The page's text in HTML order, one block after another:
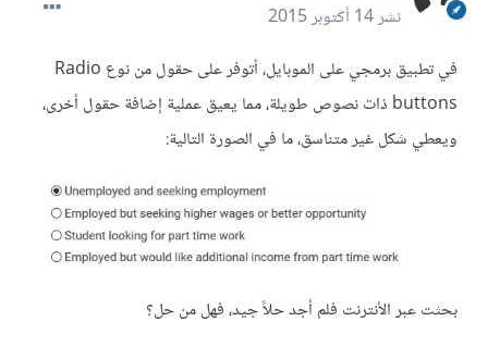
نشر14 أكتوبر 2015
في تطبيق برمجي على الموبايل، أتوفر على حقول من نوع Radio
buttons ذات نصوص طويلة، مما يعيق عملية إضافة حقول أخرى،
ويعطي شكل غير متناسق، ما في الصورة التالية:
بحثت عبر الأنترنت فلم أجد حلاً جيد، فهل من حل؟